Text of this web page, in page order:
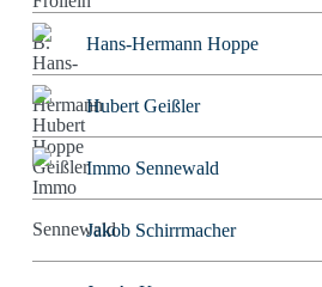
Hans-Hermann Hoppe
Hubert Geißler
Immo Sennewald
Jakob Schirrmacher